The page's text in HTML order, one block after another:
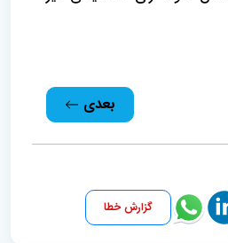
بعدی
گزارش خطا